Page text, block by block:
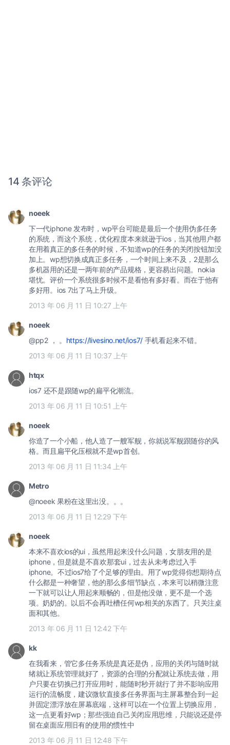
14 条评论
noeek
下一代iphone 发布时，wp平台可能是最后一个使用伪多任务
的系统，而这个系统，优化程度本来就逊于ios，当其他用户都
在用着真正的多任务的时候，不知道wp的任务的关闭按钮加没
加上。wp想切换成真正多任务，一个时间上来不及，2是那么
多机器用的还是一两年前的产品规格，更容易出问题。nokia
堪忧。评价一个系统很多时候不是看他有多好看。而在于他有
多好用。ios 7出了马上升级。
2013 年 06 月 11 日 10:27 上午
noeek
@pp2 ， 。 https://livesino.net/ios7/ 手机看起来不错。
2013 年 06 月 11 日 10:37 上午
htqx
ios7 还不是跟随wp的扁平化潮流。
2013 年 06 月 11 日 10:51 上午
noeek
你造了一个小船，他人造了一艘军舰，你就说军舰跟随你的风
格。而且扁平化压根就不是wp首创。
2013 年 06 月 11 日 11:34 上午
Metro
@noeek 果粉在这里出没。。。
2013 年 06 月 11 日 12:29 下午
noeek
本来不喜欢ios的ui，虽然用起来没什么问题，女朋友用的是
iphone，但是就是不喜欢那套ui，过去从未考虑过入手
iphone。不过ios7给了个足够的理由。用了wp觉得你想期待点
什么都是一种奢望，他的那么多细节缺点，本来可以稍微注意
一下就可以让人用起来顺畅的，但是他没做，更不是一个选
项。奶奶的。以后不会再吐槽任何wp相关的东西了。只关注桌
面和其他。
2013 年 06 月 11 日 12:42 下午
kk
在我看来，管它多任务系统是真还是伪，应用的关闭与随时就
绪就让系统管理就好了，资源的合理的分配就让系统去做，用
户只要在切换已打开应用时，能随时秒开就行了并不影响应用
运行的流畅度，建议微软直接多任务界面与主屏幕整合到一起
并固定漂浮放在屏幕底端，这样可以在一个位置上切换应用，
这一点更看好wp；那些强迫自己关闭应用思维，只能说还是停
留在桌面应用旧有的使用的惯性中
2013 年 06 月 11 日 12:48 下午